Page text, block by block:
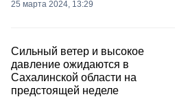
25 марта 2024, 13:29
Сильный ветер и высокое
давление ожидаются в
Сахалинской области на
предстоящей неделе